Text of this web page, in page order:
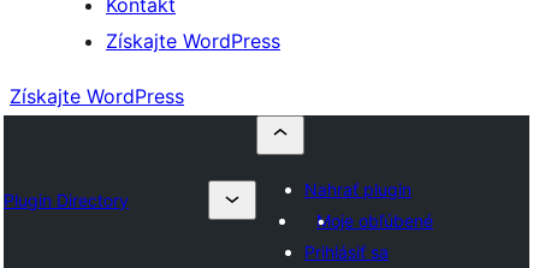
Kontakt
Získajte WordPress
Získajte WordPress
Plugin Directory
Nahrať plugin
Moje obľúbené
Prihlásiť sa